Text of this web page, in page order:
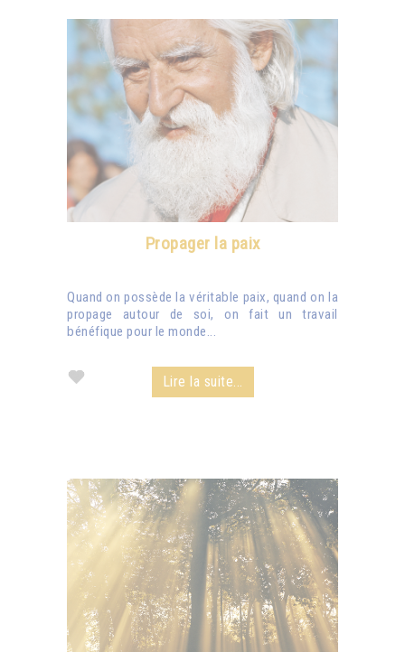
Propager la paix
Quand on possède la véritable paix, quand on la
propage autour de soi, on fait un travail
bénéfique pour le monde...
Lire la suite...